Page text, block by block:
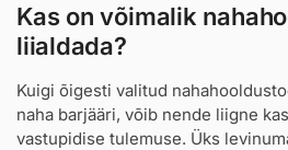
Kas on võimalik
liialdada?
Kuigi õigesti valitud
naha barjääri, võib nende liigne
vastupidise tulemuse. Üks